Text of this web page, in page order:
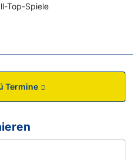
Top-Spiele
Termine